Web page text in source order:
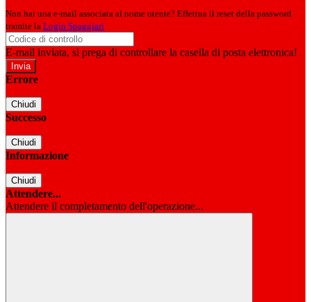
Non hai una e-mail associata al nome utente? Effettua il reset della password
tramite la Login Spaggiari
E-mail inviata, si prega di controllare la casella di posta elettronica!
Errore
Chiudi
Successo
Chiudi
Informazione
Chiudi
Attendere...
Attendere il completamento dell'operazione...